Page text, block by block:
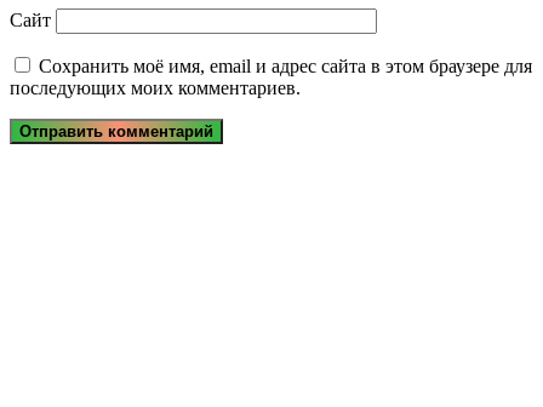
Сайт
Сохранить моё имя, email и адрес сайта в этом браузере для
последующих моих комментариев.